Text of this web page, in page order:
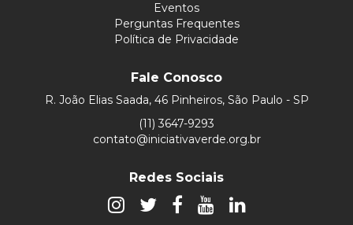
Eventos
Perguntas Frequentes
Política de Privacidade
Fale Conosco
R. João Elias Saada, 46 Pinheiros, São Paulo - SP
(11) 3647-9293
contato@iniciativaverde.org.br
Redes Sociais